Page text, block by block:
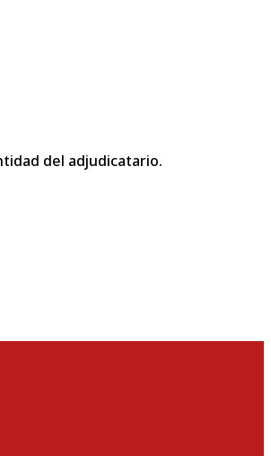
del adjudicatario.